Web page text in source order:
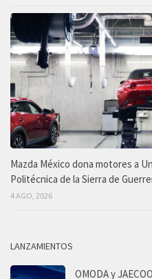
Mazda México dona motores a
Politécnica de la Sierra de
4 AGO, 2026
LANZAMIENTOS
OMODA y